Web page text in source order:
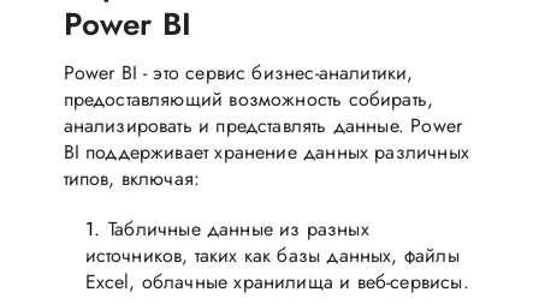
Power BI
Power BI - это сервис бизнес-аналитики,
предоставляющий возможность собирать,
анализировать и представлять данные. Power
BI поддерживает хранение данных различных
типов, включая:
Табличные данные из разных
источников, таких как базы данных, файлы
Excel, облачные хранилища и веб-сервисы.